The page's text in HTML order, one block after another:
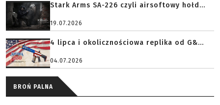
Stark Arms SA-226 czyli airsoftowy hołd...
19.07.2026
4 lipca i okolicznościowa replika od G&...
04.07.2026
BROŃ PALNA